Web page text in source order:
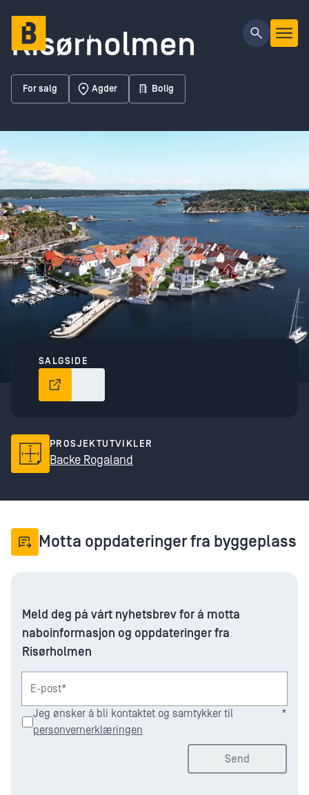
Gå til hovedinnhold
Risørholmen
For salg Agder Bolig
SALGSIDE
PROSJEKTUTVIKLER
Backe Rogaland
Motta oppdateringer fra byggeplass
Meld deg på vårt nyhetsbrev for å motta
naboinformasjon og oppdateringer fra
Risørholmen
E-post*
Jeg ønsker å bli kontaktet og samtykker til
personvernerklæringen
*
Send